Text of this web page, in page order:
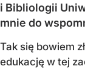
i Bibliologii
mnie do
Tak się bowiem
edukację w tej